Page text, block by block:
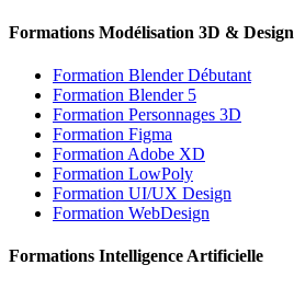
Formations Modélisation 3D & Design
Formation Blender Débutant
Formation Blender 5
Formation Personnages 3D
Formation Figma
Formation Adobe XD
Formation LowPoly
Formation UI/UX Design
Formation WebDesign
Formations Intelligence Artificielle